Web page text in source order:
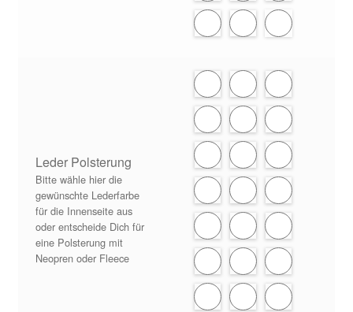
Leder Polsterung
Bitte wähle hier die
gewünschte Lederfarbe
für die Innenseite aus
oder entscheide Dich für
eine Polsterung mit
Neopren oder Fleece